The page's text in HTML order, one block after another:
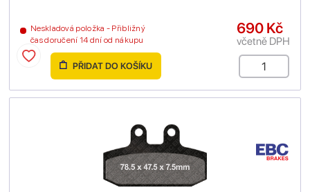
Neskladová položka - Přibližný
čas doručení 14 dní od nákupu
690 Kč
včetně DPH
PŘIDAT DO KOŠÍKU